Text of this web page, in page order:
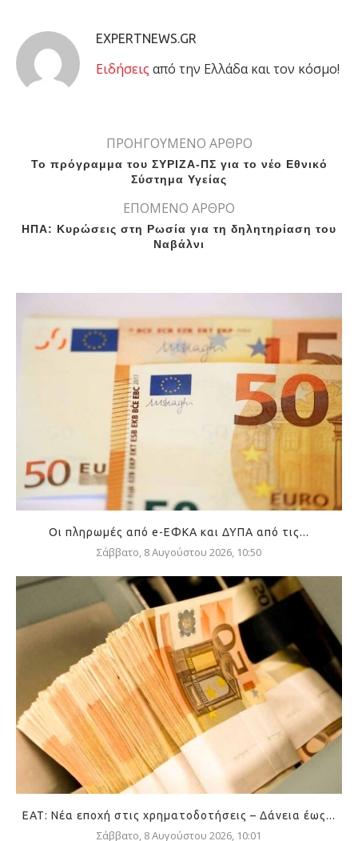
EXPERTNEWS.GR
Eιδήσεις από την Ελλάδα και τον κόσμο!
ΠΡΟΗΓΟΥΜΕΝΟ ΑΡΘΡΟ
Το πρόγραμμα του ΣΥΡΙΖΑ-ΠΣ για το νέο Εθνικό
Σύστημα Υγείας
ΕΠΟΜΕΝΟ ΑΡΘΡΟ
ΗΠΑ: Κυρώσεις στη Ρωσία για τη δηλητηρίαση του
Ναβάλνι
Οι πληρωμές από e-ΕΦΚΑ και ΔΥΠΑ από τις...
Σάββατο, 8 Αυγούστου 2026, 10:50
ΕΑΤ: Νέα εποχή στις χρηματοδοτήσεις – Δάνεια έως...
Σάββατο, 8 Αυγούστου 2026, 10:01